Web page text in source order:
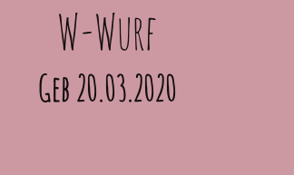
W-Wurf
Geb 20.03.2020